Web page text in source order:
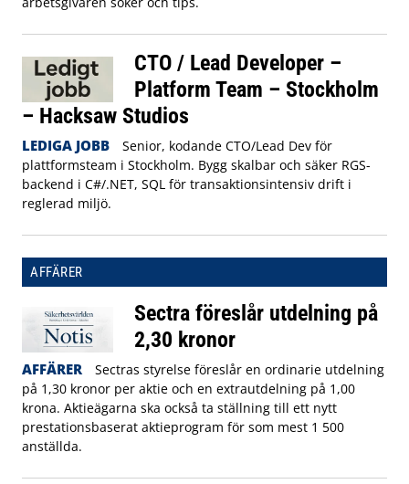
CTO / Lead Developer –
Platform Team – Stockholm
– Hacksaw Studios
LEDIGA JOBB
Senior, kodande CTO/Lead Dev för
plattformsteam i Stockholm. Bygg skalbar och säker RGS-
backend i C#/.NET, SQL för transaktionsintensiv drift i
reglerad miljö.
AFFÄRER
Sectra föreslår utdelning på
2,30 kronor
AFFÄRER
Sectras styrelse föreslår en ordinarie utdelning
på 1,30 kronor per aktie och en extrautdelning på 1,00
krona. Aktieägarna ska också ta ställning till ett nytt
prestationsbaserat aktieprogram för som mest 1 500
anställda.